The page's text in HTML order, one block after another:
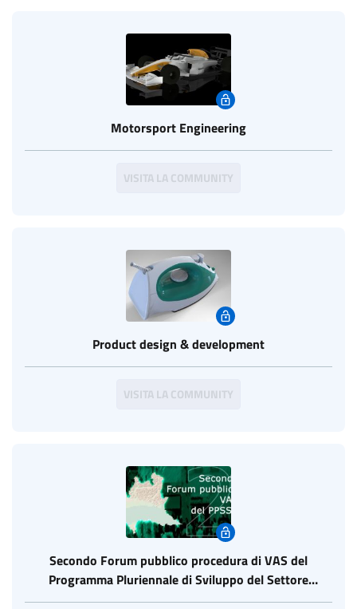
Motorsport Engineering
VISITA LA COMMUNITY
Product design & development
VISITA LA COMMUNITY
Secondo Forum pubblico procedura di VAS del
Programma Pluriennale di Sviluppo del Settore
Commerciale (PPSSC)